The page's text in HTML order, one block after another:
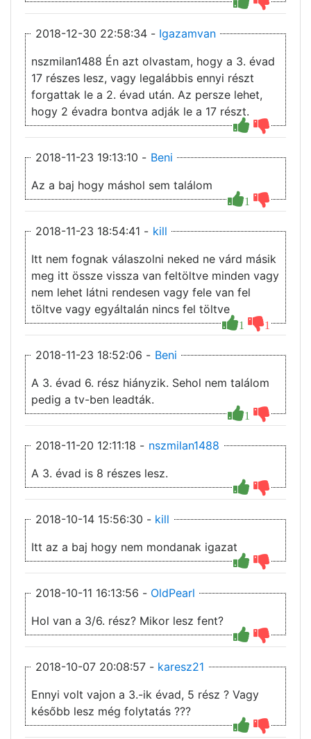
2018-12-30 22:58:34 - Igazamvan
nszmilan1488 Én azt olvastam, hogy a 3. évad
17 részes lesz, vagy legalábbis ennyi részt
forgattak le a 2. évad után. Az persze lehet,
hogy 2 évadra bontva adják le a 17 részt.
2018-11-23 19:13:10 - Beni
1
Az a baj hogy máshol sem találom
2018-11-23 18:54:41 - kill
1 1
Itt nem fognak válaszolni neked ne várd másik
meg itt össze vissza van feltöltve minden vagy
nem lehet látni rendesen vagy fele van fel
töltve vagy egyáltalán nincs fel töltve
2018-11-23 18:52:06 - Beni
1
A 3. évad 6. rész hiányzik. Sehol nem találom
pedig a tv-ben leadták.
2018-11-20 12:11:18 - nszmilan1488
A 3. évad is 8 részes lesz.
2018-10-14 15:56:30 - kill
Itt az a baj hogy nem mondanak igazat
2018-10-11 16:13:56 - OldPearl
Hol van a 3/6. rész? Mikor lesz fent?
2018-10-07 20:08:57 - karesz21
Ennyi volt vajon a 3.-ik évad, 5 rész ? Vagy
később lesz még folytatás ???